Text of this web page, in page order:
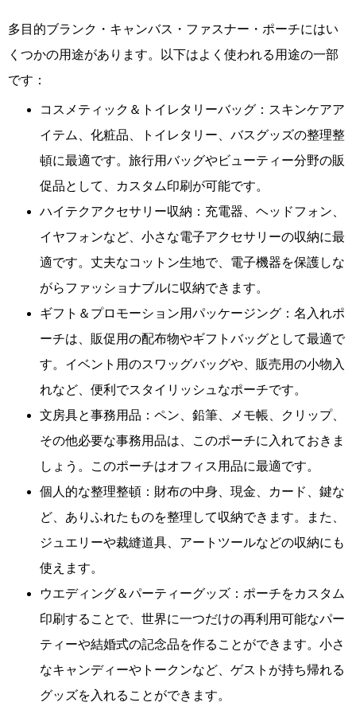
多目的ブランク・キャンバス・ファスナー・ポーチにはい
くつかの用途があります。以下はよく使われる用途の一部
です：
コスメティック＆トイレタリーバッグ：スキンケアア
イテム、化粧品、トイレタリー、バスグッズの整理整
頓に最適です。旅行用バッグやビューティー分野の販
促品として、カスタム印刷が可能です。
ハイテクアクセサリー収納：充電器、ヘッドフォン、
イヤフォンなど、小さな電子アクセサリーの収納に最
適です。丈夫なコットン生地で、電子機器を保護しな
がらファッショナブルに収納できます。
ギフト＆プロモーション用パッケージング：名入れポ
ーチは、販促用の配布物やギフトバッグとして最適で
す。イベント用のスワッグバッグや、販売用の小物入
れなど、便利でスタイリッシュなポーチです。
文房具と事務用品：ペン、鉛筆、メモ帳、クリップ、
その他必要な事務用品は、このポーチに入れておきま
しょう。このポーチはオフィス用品に最適です。
個人的な整理整頓：財布の中身、現金、カード、鍵な
ど、ありふれたものを整理して収納できます。また、
ジュエリーや裁縫道具、アートツールなどの収納にも
使えます。
ウエディング＆パーティーグッズ：ポーチをカスタム
印刷することで、世界に一つだけの再利用可能なパー
ティーや結婚式の記念品を作ることができます。小さ
なキャンディーやトークンなど、ゲストが持ち帰れる
グッズを入れることができます。